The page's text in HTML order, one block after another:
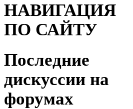
НАВИГАЦИЯ
ПО САЙТУ
Последние
дискуссии на
форумах